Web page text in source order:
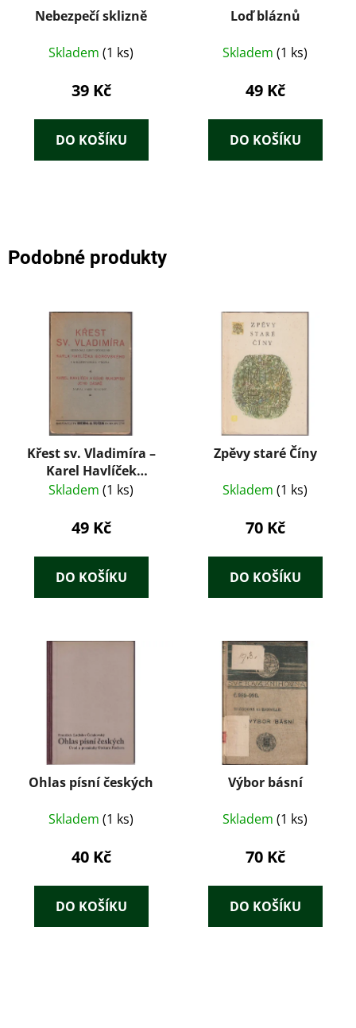
Nebezpečí sklizně
Skladem (1 ks)
39 Kč
DO KOŠÍKU
Loď bláznů
Skladem (1 ks)
49 Kč
DO KOŠÍKU
Podobné produkty
Křest sv. Vladimíra –
Karel Havlíček
Borovský
Skladem (1 ks)
49 Kč
DO KOŠÍKU
Zpěvy staré Číny
Skladem (1 ks)
70 Kč
DO KOŠÍKU
Ohlas písní českých
Skladem (1 ks)
40 Kč
DO KOŠÍKU
Výbor básní
Skladem (1 ks)
70 Kč
DO KOŠÍKU